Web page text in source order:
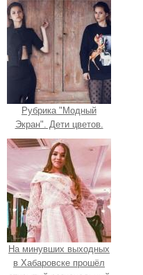
Рубрика "Модный
Экран". Дети цветов.
На минувших выходных
в Хабаровске прошёл